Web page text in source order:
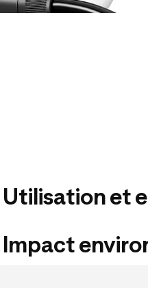
Utilisation et
Impact